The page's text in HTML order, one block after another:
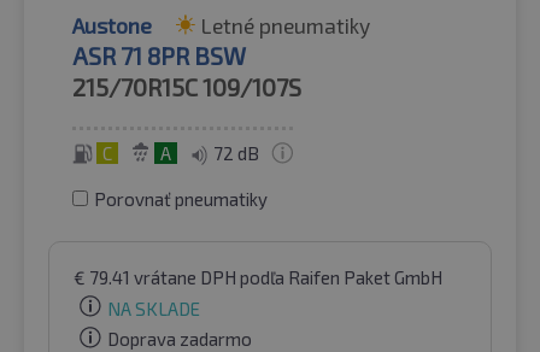
Austone Letné pneumatiky
ASR 71 8PR BSW
215/70R15C109/107S
C A 72 dB
Porovnať pneumatiky
€ 79.41 vrátane DPH podľa Raifen Paket GmbH
NA SKLADE
Doprava zadarmo